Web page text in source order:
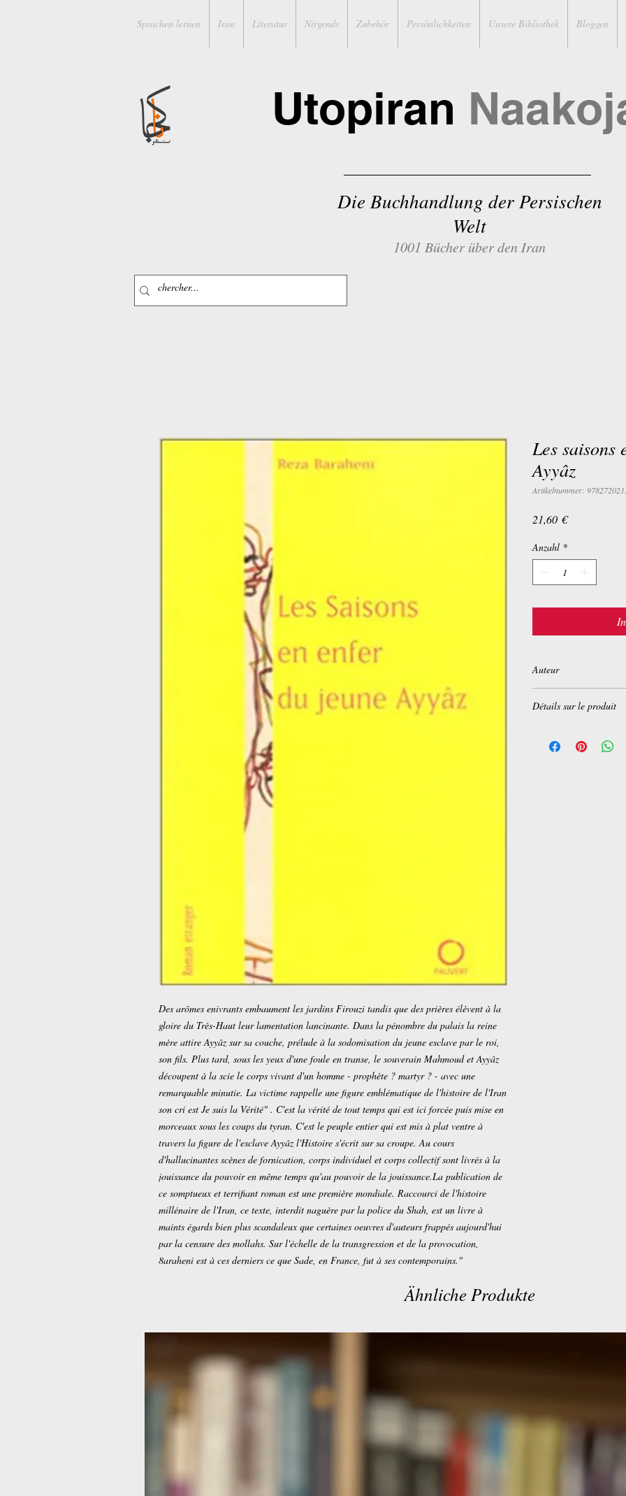
Sprachen lernen Iran Literatur Nirgends Zubehör Persönlichkeiten Unsere Bibliothek Bloggen
Utopiran
Die Buchhandlung der Persischen
Welt
1001 Bücher über den Iran
Des arômes enivrants embaument les jardins Firouzi tandis que des prières élèvent à la
gloire du Très-Haut leur lamentation lancinante. Dans la pénombre du palais la reine
mère attire Ayyâz sur sa couche, prélude à la sodomisation du jeune esclave par le roi,
son fils. Plus tard, sous les yeux d'une foule en transe, le souverain Mahmoud et Ayyâz
découpent à la scie le corps vivant d'un homme - prophète ? martyr ? - avec une
remarquable minutie. La victime rappelle une figure emblématique de l'histoire de l'Iran
son cri est Je suis la Vérité" . C'est la vérité de tout temps qui est ici forcée puis mise en
morceaux sous les coups du tyran. C'est le peuple entier qui est mis à plat ventre à
travers la figure de l'esclave Ayyâz l'Histoire s'écrit sur sa croupe. Au cours
d'hallucinantes scènes de fornication, corps individuel et corps collectif sont livrés à la
jouissance du pouvoir en même temps qu'au pouvoir de la jouissance.La publication de
ce somptueux et terrifiant roman est une première mondiale. Raccourci de l'histoire
millénaire de l'Iran, ce texte, interdit naguère par la police du Shah, est un livre à
maints égards bien plus scandaleux que certaines oeuvres d'auteurs frappés aujourd'hui
par la censure des mollahs. Sur l'échelle de la transgression et de la provocation,
8araheni est à ces derniers ce que Sade, en France, fut à ses contemporains."
Les saisons
Ayyâz
Artikelnummer:
21,60 €Preis
Anzahl *
Auteur
Détails sur le produit
Editeur : Pauvert (26
Ähnliche Produkte